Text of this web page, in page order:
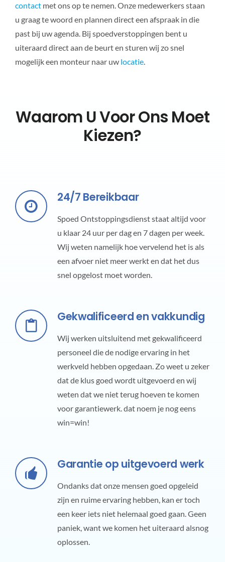
contactmet ons op te nemen. Onze medewerkers staan
u graag te woord en plannen direct een afspraak in die
past bij uw agenda. Bij spoedverstoppingen bent u
uiteraard direct aan de beurt en sturen wij zo snel
mogelijk een monteur naar uw locatie.
Waarom U Voor Ons Moet
Kiezen?
24/7 Bereikbaar
Spoed Ontstoppingsdienst staat altijd voor
u klaar 24 uur per dag en 7 dagen per week.
Wij weten namelijk hoe vervelend het is als
een afvoer niet meer werkt en dat het dus
snel opgelost moet worden.
Gekwalificeerd en vakkundig
Wij werken uitsluitend met gekwalificeerd
personeel die de nodige ervaring in het
werkveld hebben opgedaan. Zo weet u zeker
dat de klus goed wordt uitgevoerd en wij
weten dat we niet terug hoeven te komen
voor garantiewerk. dat noem je nog eens
win=win!
Garantie op uitgevoerd werk
Ondanks dat onze mensen goed opgeleid
zijn en ruime ervaring hebben, kan er toch
een keer iets niet helemaal goed gaan. Geen
paniek, want we komen het uiteraard alsnog
oplossen.